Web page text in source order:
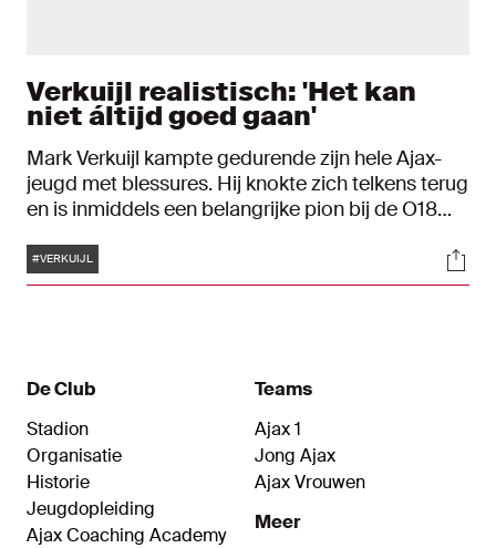
Verkuijl realistisch: 'Het kan
niet áltijd goed gaan'
Mark Verkuijl kampte gedurende zijn hele Ajax-
jeugd met blessures. Hij knokte zich telkens terug
en is inmiddels een belangrijke pion bij de O18
lachen, dat vind ik belangrijk."
Tags
#VERKUIJL
De Club
Stadion
Organisatie
Historie
Jeugdopleiding
Ajax Coaching Academy
Teams
Ajax 1
Jong Ajax
Ajax Vrouwen
Meer